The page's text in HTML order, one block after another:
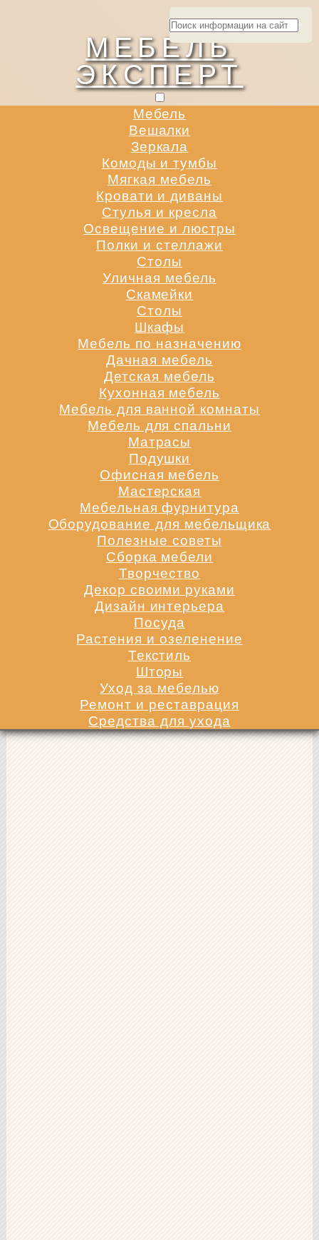
МЕБЕЛЬ
ЭКСПЕРТ
Мебель
Вешалки
Зеркала
Комоды и тумбы
Мягкая мебель
Кровати и диваны
Стулья и кресла
Освещение и люстры
Полки и стеллажи
Столы
Уличная мебель
Скамейки
Столы
Шкафы
Мебель по назначению
Дачная мебель
Детская мебель
Кухонная мебель
Мебель для ванной комнаты
Мебель для спальни
Матрасы
Подушки
Офисная мебель
Мастерская
Мебельная фурнитура
Оборудование для мебельщика
Полезные советы
Сборка мебели
Творчество
Декор своими руками
Дизайн интерьера
Посуда
Растения и озеленение
Текстиль
Шторы
Уход за мебелью
Ремонт и реставрация
Средства для ухода